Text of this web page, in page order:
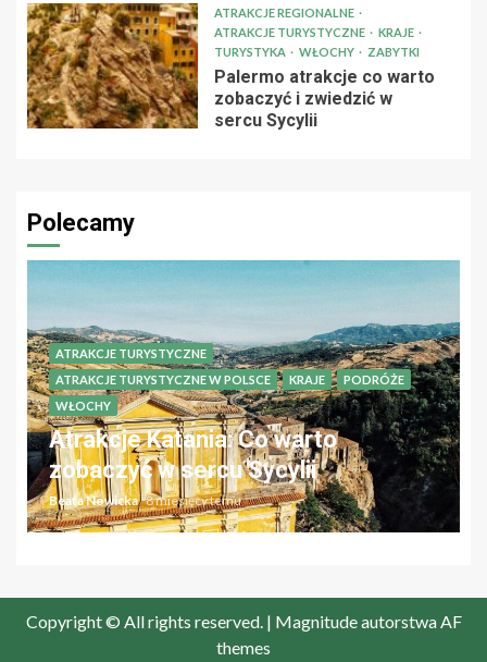
ATRAKCJE REGIONALNE
ATRAKCJE TURYSTYCZNE
KRAJE
TURYSTYKA
WŁOCHY ZABYTKI
Palermo atrakcje co warto
zobaczyć i zwiedzić w
sercu Sycylii
Polecamy
ATRAKCJE TURYSTYCZNE
ATRAKCJE TURYSTYCZNE W POLSCE
KRAJE
PODRÓŻE
WŁOCHY
Atrakcje Katania: Co warto
zobaczyć w sercu Sycylii
Beata Nowicka 8 miesięcy temu
Copyright © All rights reserved. | Magnitudeautorstwa AF
themes